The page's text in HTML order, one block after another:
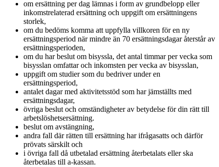
om ersättning per dag lämnas i form av grundbelopp eller
inkomstrelaterad ersättning och uppgift om ersättningens
storlek,
om du bedöms komma att uppfylla villkoren för en ny
ersättningsperiod när mindre än 70 ersättningsdagar återstår av
ersättningsperioden,
om du har beslut om bisyssla, det antal timmar per vecka som
bisysslan omfattar och inkomsten per vecka av bisysslan,
uppgift om studier som du bedriver under en
ersättningsperiod,
antalet dagar med aktivitetsstöd som har jämställts med
ersättningsdagar,
övriga beslut och omständigheter av betydelse för din rätt till
arbetslöshetsersättning.
beslut om avstängning,
andra fall där rätten till ersättning har ifrågasatts och därför
prövats särskilt och
i övriga fall då utbetalad ersättning återbetalats eller ska
återbetalas till a-kassan.